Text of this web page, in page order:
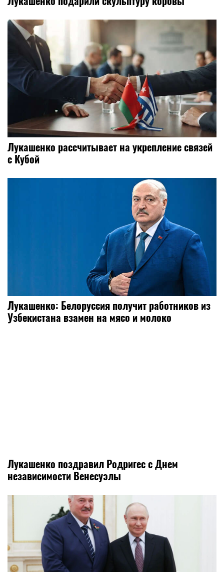
Лукашенко рассчитывает на укрепление связей
с Кубой
Лукашенко: Белоруссия получит работников из
Узбекистана взамен на мясо и молоко
Лукашенко поздравил Родригес с Днем
независимости Венесуэлы